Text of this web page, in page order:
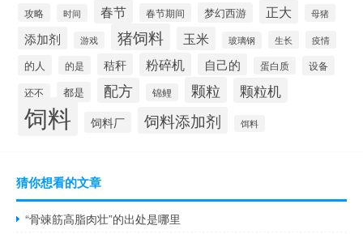
攻略 时间 春节 春节期间 梦幻西游 正大 母猪
添加剂 游戏 猪饲料 玉米 玻璃钢 生长 疫情
的人 的是 秸秆 粉碎机 自己的 蛋白质 设备
还不 都是 配方 锦鲤 颗粒 颗粒机
饲料 饲料厂 饲料添加剂 饵料
猜你想看的文章
“骨竦筋高脂肉壮”的出处是哪里